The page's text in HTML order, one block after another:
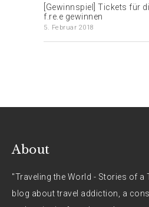
[Gewinnspiel] Tickets für
f.re.e gewinnen
5. Februar 2018
About
"Traveling the World - Stories of a
blog about travel addiction, a